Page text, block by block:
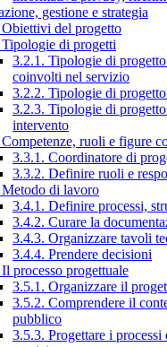
gestione e strategia
del progetto
di progetti
3.2.1. Tipologie di
coinvolti nel servizio
3.2.2. Tipologie di
3.2.3. Tipologie di
intervento
ruoli e figure
3.3.1. Coordinatore di
3.3.2. Definire ruoli e
di lavoro
3.4.1. Definire processi,
3.4.2. Curare la
3.4.3. Organizzare tavoli
3.4.4. Prendere decisioni
processo progettuale
3.5.1. Organizzare il
3.5.2. Comprendere il
pubblico
3.5.3. Progettare i processi